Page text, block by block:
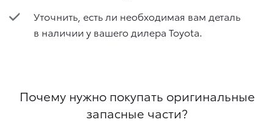
Уточнить, есть ли необходимая вам деталь
в наличии у вашего дилера Toyota.
Почему нужно покупать оригинальные
запасные части?